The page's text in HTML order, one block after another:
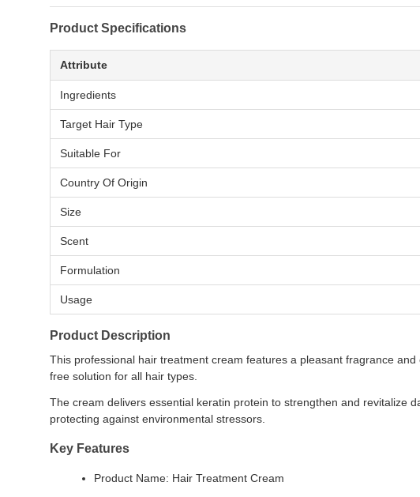
Product Specifications
Attribute
Ingredients
Target Hair Type
Suitable For
Country Of Origin
Size
Scent
Formulation
Usage
Product Description
This professional hair treatment cream features a pleasant fragrance
free solution for all hair types.
The cream delivers essential keratin protein to strengthen and revitalize
protecting against environmental stressors.
Key Features
Product Name: Hair Treatment Cream